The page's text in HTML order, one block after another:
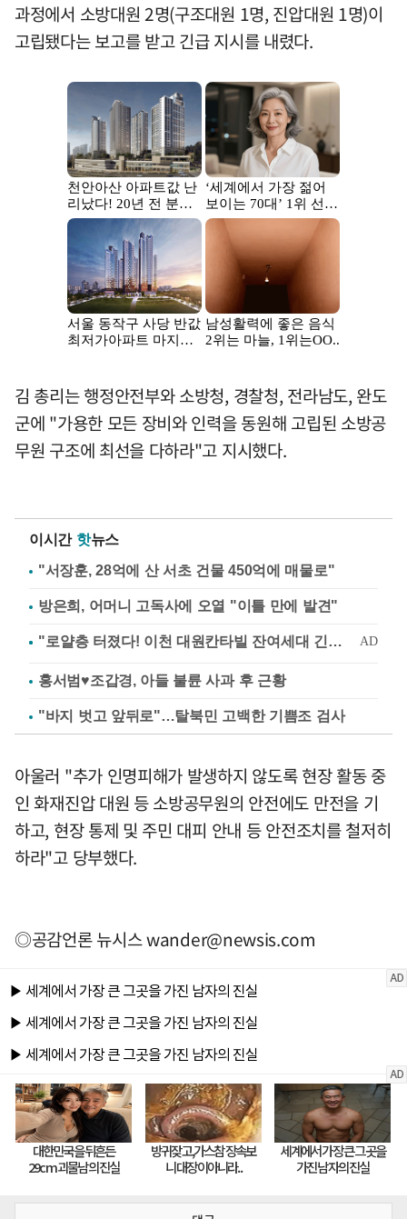
과정에서 소방대원 2명(구조대원 1명, 진압대원 1명)이
고립됐다는 보고를 받고 긴급 지시를 내렸다.
김 총리는 행정안전부와 소방청, 경찰청, 전라남도, 완도
군에 "가용한 모든 장비와 인력을 동원해 고립된 소방공
무원 구조에 최선을 다하라"고 지시했다.
이시간 핫뉴스
"서장훈, 28억에 산 서초 건물 450억에 매물로"
방은희, 어머니 고독사에 오열 "이틀 만에 발견"
홍서범♥조갑경, 아들 불륜 사과 후 근황
"바지 벗고 앞뒤로"…탈북민 고백한 기쁨조 검사
아울러 "추가 인명피해가 발생하지 않도록 현장 활동 중
인 화재진압 대원 등 소방공무원의 안전에도 만전을 기
하고, 현장 통제 및 주민 대피 안내 등 안전조치를 철저히
하라"고 당부했다.
◎공감언론 뉴시스wander@newsis.com